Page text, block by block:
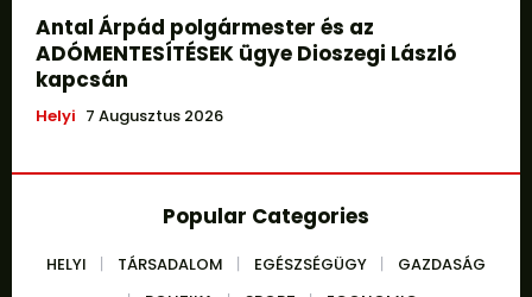
Antal Árpád polgármester és az
ADÓMENTESÍTÉSEK ügye Dioszegi László
kapcsán
Helyi 7 Augusztus 2026
Popular Categories
HELYI TÁRSADALOM EGÉSZSÉGÜGY
GAZDASÁG